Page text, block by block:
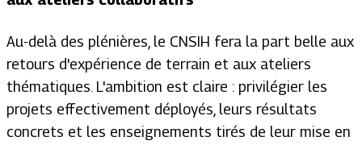
Au-delà des plénières, le CNSIH fera la part belle aux
retours d'expérience de terrain et aux ateliers
thématiques. L'ambition est claire : privilégier les
projets effectivement déployés, leurs résultats
concrets et les enseignements tirés de leur mise en